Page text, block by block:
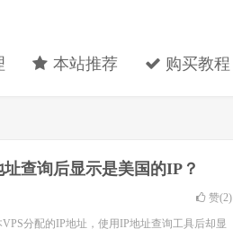
本站推荐 购买教程
查询后显示是美国的IP？
赞(2)
分配的IP地址，使用IP地址查询工具后却显